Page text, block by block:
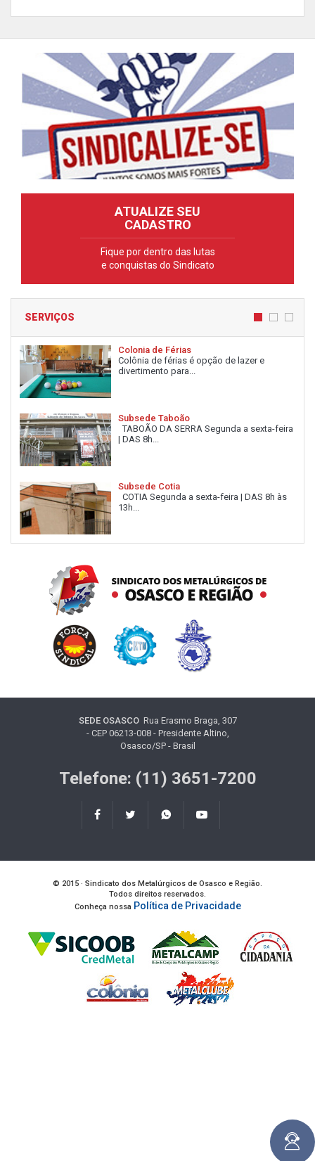
ATUALIZE SEU
CADASTRO
Fique por dentro das lutas
e conquistas do Sindicato
SERVIÇOS
Colonia de Férias
Colônia de férias é opção de lazer e
divertimento para...
Subsede Taboão
TABOÃO DA SERRA Segunda a sexta-feira
| DAS 8h...
Subsede Cotia
COTIA Segunda a sexta-feira | DAS 8h às
13h...
SEDE OSASCORua Erasmo Braga, 307
- CEP 06213-008 - Presidente Altino,
Osasco/SP - Brasil
Telefone: (11) 3651-7200
© 2015 · Sindicato dos Metalúrgicos de Osasco e Região.
Todos direitos reservados.
Conheça nossa Política de Privacidade